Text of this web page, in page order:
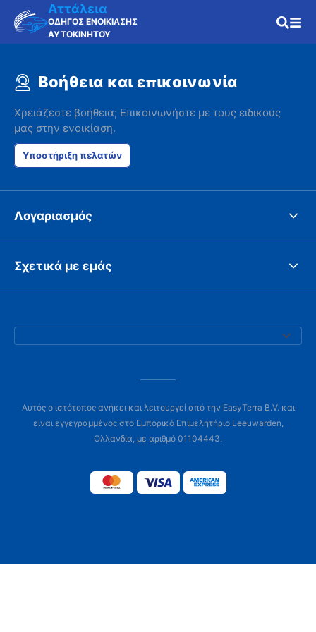
Αττάλεια
ΟΔΗΓΟΣ ΕΝΟΙΚΙΑΣΗΣ
ΑΥΤΟΚΙΝΗΤΟΥ
Βοήθεια και επικοινωνία
Χρειάζεστε βοήθεια; Επικοινωνήστε με τους ειδικούς
μας στην ενοικίαση.
Υποστήριξη πελατών
Λογαριασμός
Σχετικά με εμάς
Αυτός ο ιστότοπος ανήκει και λειτουργεί από την EasyTerra B.V. και
είναι εγγεγραμμένος στο Εμπορικό Επιμελητήριο Leeuwarden,
Ολλανδία, με αριθμό 01104443.